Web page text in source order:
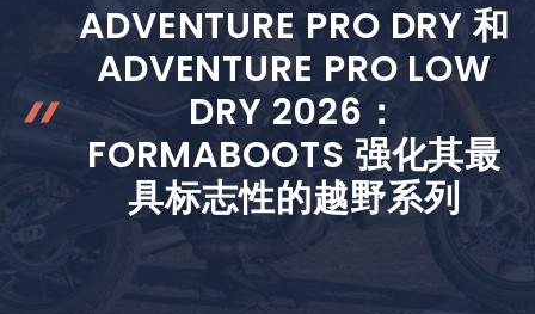
ADVENTURE PRO DRY 和
ADVENTURE PRO LOW
DRY 2026：
FORMABOOTS 强化其最
具标志性的越野系列